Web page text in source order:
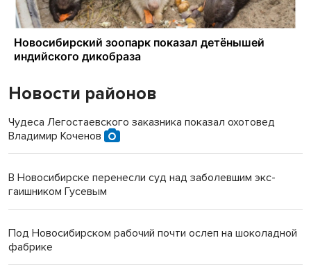
Новости районов
Чудеса Легостаевского заказника показал охотовед
Владимир Коченов
В Новосибирске перенесли суд над заболевшим экс-
гаишником Гусевым
Под Новосибирском рабочий почти ослеп на шоколадной
фабрике